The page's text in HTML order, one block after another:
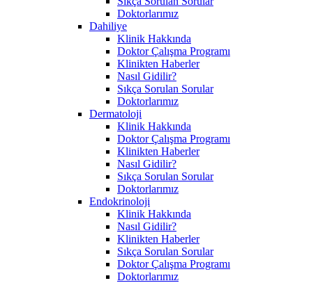
Doktorlarımız
Dahiliye
Klinik Hakkında
Doktor Çalışma Programı
Klinikten Haberler
Nasıl Gidilir?
Sıkça Sorulan Sorular
Doktorlarımız
Dermatoloji
Klinik Hakkında
Doktor Çalışma Programı
Klinikten Haberler
Nasıl Gidilir?
Sıkça Sorulan Sorular
Doktorlarımız
Endokrinoloji
Klinik Hakkında
Nasıl Gidilir?
Klinikten Haberler
Sıkça Sorulan Sorular
Doktor Çalışma Programı
Doktorlarımız